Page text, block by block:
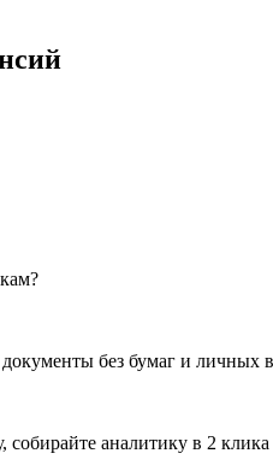
без бумаг и личных
собирайте аналитику в 2 клика